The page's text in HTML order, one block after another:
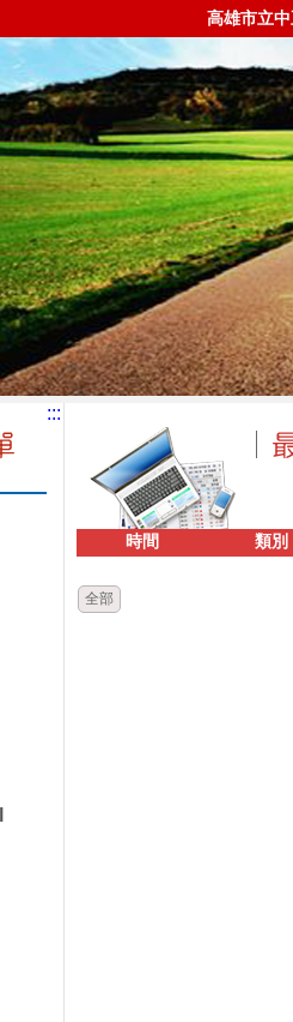
高雄市立
:::
時間 類別
全部